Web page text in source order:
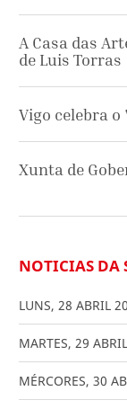
A Casa das
de Luis Torras
Vigo celebra
Xunta de
NOTICIAS DA
LUNS, 28 ABRIL
MARTES, 29 ABRIL
MÉRCORES, 30